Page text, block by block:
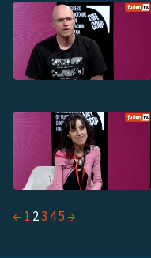
← 1 2345→